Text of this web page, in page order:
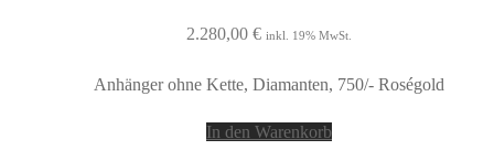
2.280,00 € inkl. 19% MwSt.
Anhänger ohne Kette, Diamanten, 750/- Roségold
In den Warenkorb